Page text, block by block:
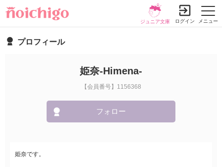
メニュー
ジュニア文庫 ログイン
プロフィール
姫奈-Himena-
【会員番号】1156368
フォロー
姫奈です。